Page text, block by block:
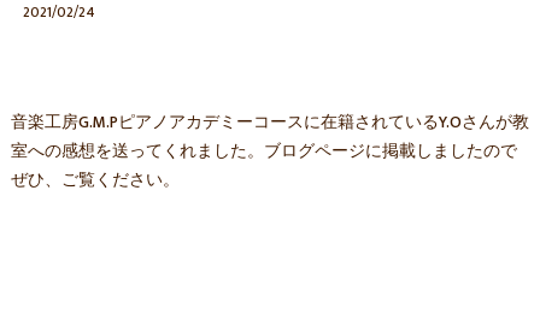
2021/02/24
音楽工房G.M.Pピアノアカデミーコースに在籍されているY.Oさんが教
室への感想を送ってくれました。ブログページに掲載しましたので
ぜひ、ご覧ください。